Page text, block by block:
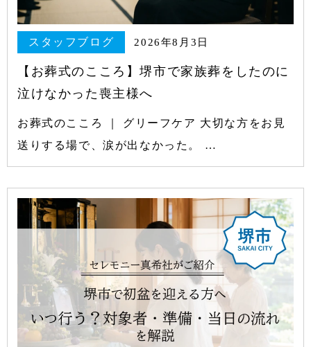
スタッフブログ 2026年8月3日
【お葬式のこころ】堺市で家族葬をしたのに
泣けなかった喪主様へ
お葬式のこころ ｜ グリーフケア 大切な方をお見
送りする場で、涙が出なかった。 …